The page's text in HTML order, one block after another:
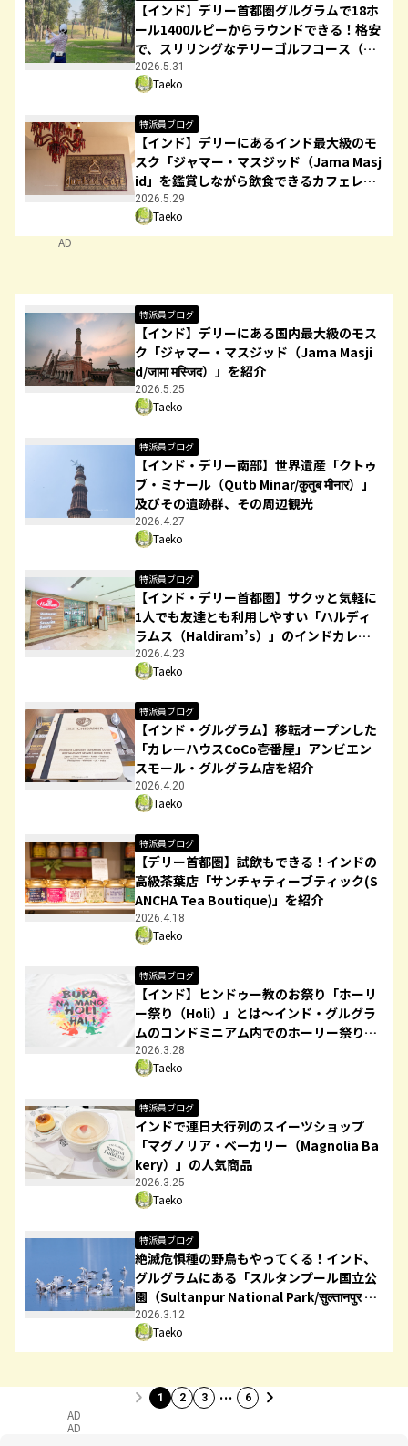
【インド】デリー首都圏グルグラムで18ホ
ール1400ルピーからラウンドできる！格安
で、スリリングなテリーゴルフコース（Te
ri Golf Course）を紹介！
2026.5.31
Taeko
特派員ブログ
【インド】デリーにあるインド最大級のモ
スク「ジャマー・マスジッド（Jama Masj
id」を鑑賞しながら飲食できるカフェレス
トラン「Gumbad cafe/गुम्बद कैफे」
2026.5.29
Taeko
AD
特派員ブログ
【インド】デリーにある国内最大級のモス
ク「ジャマー・マスジッド（Jama Masji
d/जामा मस्जिद）」を紹介
2026.5.25
Taeko
特派員ブログ
【インド・デリー南部】世界遺産「クトゥ
ブ・ミナール（Qutb Minar/क़ुतुब मीनार）」
及びその遺跡群、その周辺観光
2026.4.27
Taeko
特派員ブログ
【インド・デリー首都圏】サクッと気軽に
1人でも友達とも利用しやすい「ハルディ
ラムス（Haldiram’s）」のインドカレー
を紹介！お土産用のレトルトカレーの購入
も可！
2026.4.23
Taeko
特派員ブログ
【インド・グルグラム】移転オープンした
「カレーハウスCoCo壱番屋」アンビエン
スモール・グルグラム店を紹介
2026.4.20
Taeko
特派員ブログ
【デリー首都圏】試飲もできる！インドの
高級茶葉店「サンチャティーブティック(S
ANCHA Tea Boutique)」を紹介
2026.4.18
Taeko
特派員ブログ
【インド】ヒンドゥー教のお祭り「ホーリ
ー祭り（Holi）」とは～インド・グルグラ
ムのコンドミニアム内でのホーリー祭りの
様子を中心に紹介
2026.3.28
Taeko
特派員ブログ
インドで連日大行列のスイーツショップ
「マグノリア・ベーカリー（Magnolia Ba
kery）」の人気商品
2026.3.25
Taeko
特派員ブログ
絶滅危惧種の野鳥もやってくる！インド、
グルグラムにある「スルタンプール国立公
園（Sultanpur National Park/सुल्तानपुर नेश
नल पार्क)」
2026.3.12
Taeko
1 2 3 … 6
AD
AD